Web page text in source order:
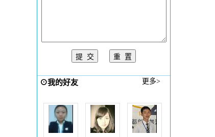
⊙我的好友 更多>